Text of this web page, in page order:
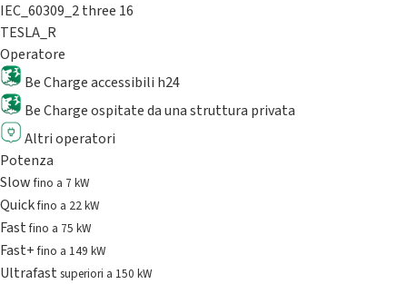
IEC_60309_2 three 16
TESLA_R
Operatore
Be Charge accessibili h24
Be Charge ospitate da una struttura privata
Altri operatori
Potenza
Slowfino a 7 kW
Quickfino a 22 kW
Fastfino a 75 kW
Fast+fino a 149 kW
Ultrafast superiori a 150 kW